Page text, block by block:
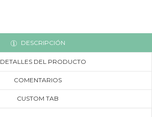
DESCRIPCIÓN
DETALLES DEL PRODUCTO
COMENTARIOS
CUSTOM TAB